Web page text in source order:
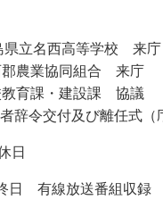
立名西高等学校 来庁
農業協同組合 来庁
育課・建設課 協議
令交付及び離任式（
日
日 有線放送番組収録